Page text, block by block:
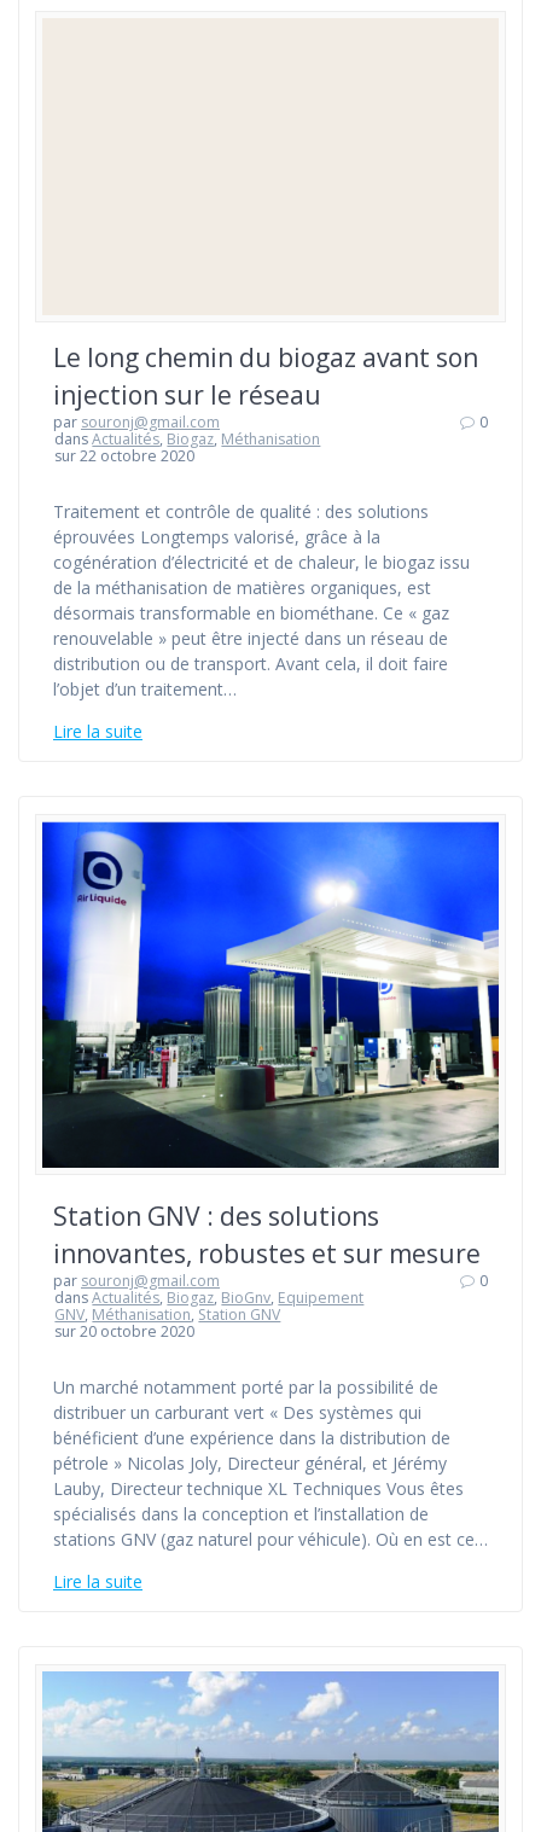
Le long chemin du biogaz avant son
injection sur le réseau
par souronj@gmail.com
dansActualités, Biogaz, Méthanisation
sur 22 octobre 2020
0
Traitement et contrôle de qualité : des solutions
éprouvées Longtemps valorisé, grâce à la
cogénération d’électricité et de chaleur, le biogaz issu
de la méthanisation de matières organiques, est
désormais transformable en biométhane. Ce « gaz
renouvelable » peut être injecté dans un réseau de
distribution ou de transport. Avant cela, il doit faire
l’objet d’un traitement…
Lire la suite
Station GNV : des solutions
innovantes, robustes et sur mesure
par souronj@gmail.com
dansActualités, Biogaz, BioGnv, Equipement
GNV, Méthanisation, Station GNV
sur 20 octobre 2020
0
Un marché notamment porté par la possibilité de
distribuer un carburant vert « Des systèmes qui
bénéficient d’une expérience dans la distribution de
pétrole » Nicolas Joly, Directeur général, et Jérémy
Lauby, Directeur technique XL Techniques Vous êtes
spécialisés dans la conception et l’installation de
stations GNV (gaz naturel pour véhicule). Où en est ce…
Lire la suite